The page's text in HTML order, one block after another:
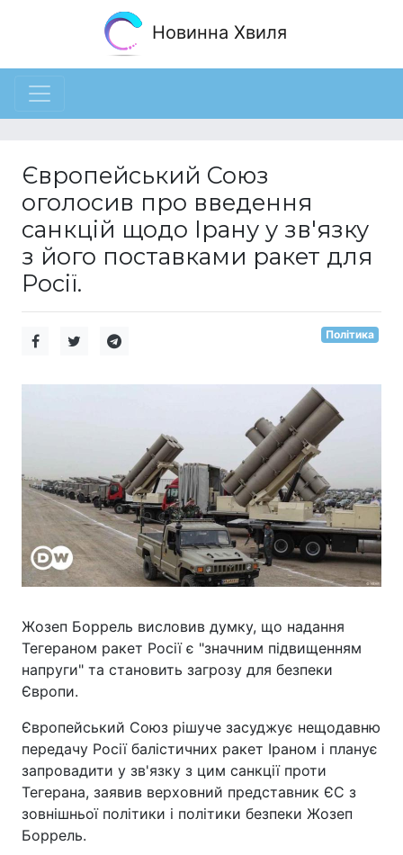
Новинна Хвиля
Європейський Союз
оголосив про введення
санкцій щодо Ірану у зв'язку
з його поставками ракет для
Росії.
Політика
Жозеп Боррель висловив думку, що надання
Тегераном ракет Росії є "значним підвищенням
напруги" та становить загрозу для безпеки
Європи.
Європейський Союз рішуче засуджує нещодавню
передачу Росії балістичних ракет Іраном і планує
запровадити у зв'язку з цим санкції проти
Тегерана, заявив верховний представник ЄС з
зовнішньої політики і політики безпеки Жозеп
Боррель.